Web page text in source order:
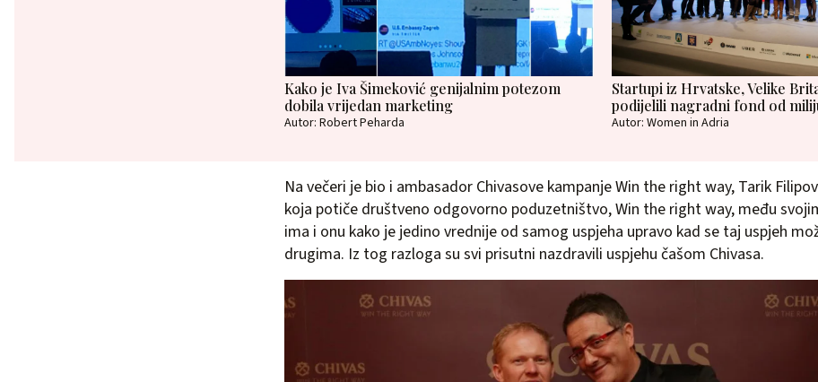
Kako je Iva Šimeković genijalnim potezom
dobila vrijedan marketing
Autor: Robert Peharda
Startupi iz Hrvatske, Velike
podijelili nagradni fond od
Autor: Women in Adria
Na večeri je bio i ambasador Chivasove kampanje Win the right way, Tarik
koja potiče društveno odgovorno poduzetništvo, Win the right way, među
ima i onu kako je jedino vrednije od samog uspjeha upravo kad se taj uspjeh
drugima. Iz tog razloga su svi prisutni nazdravili uspjehu čašom Chivasa.